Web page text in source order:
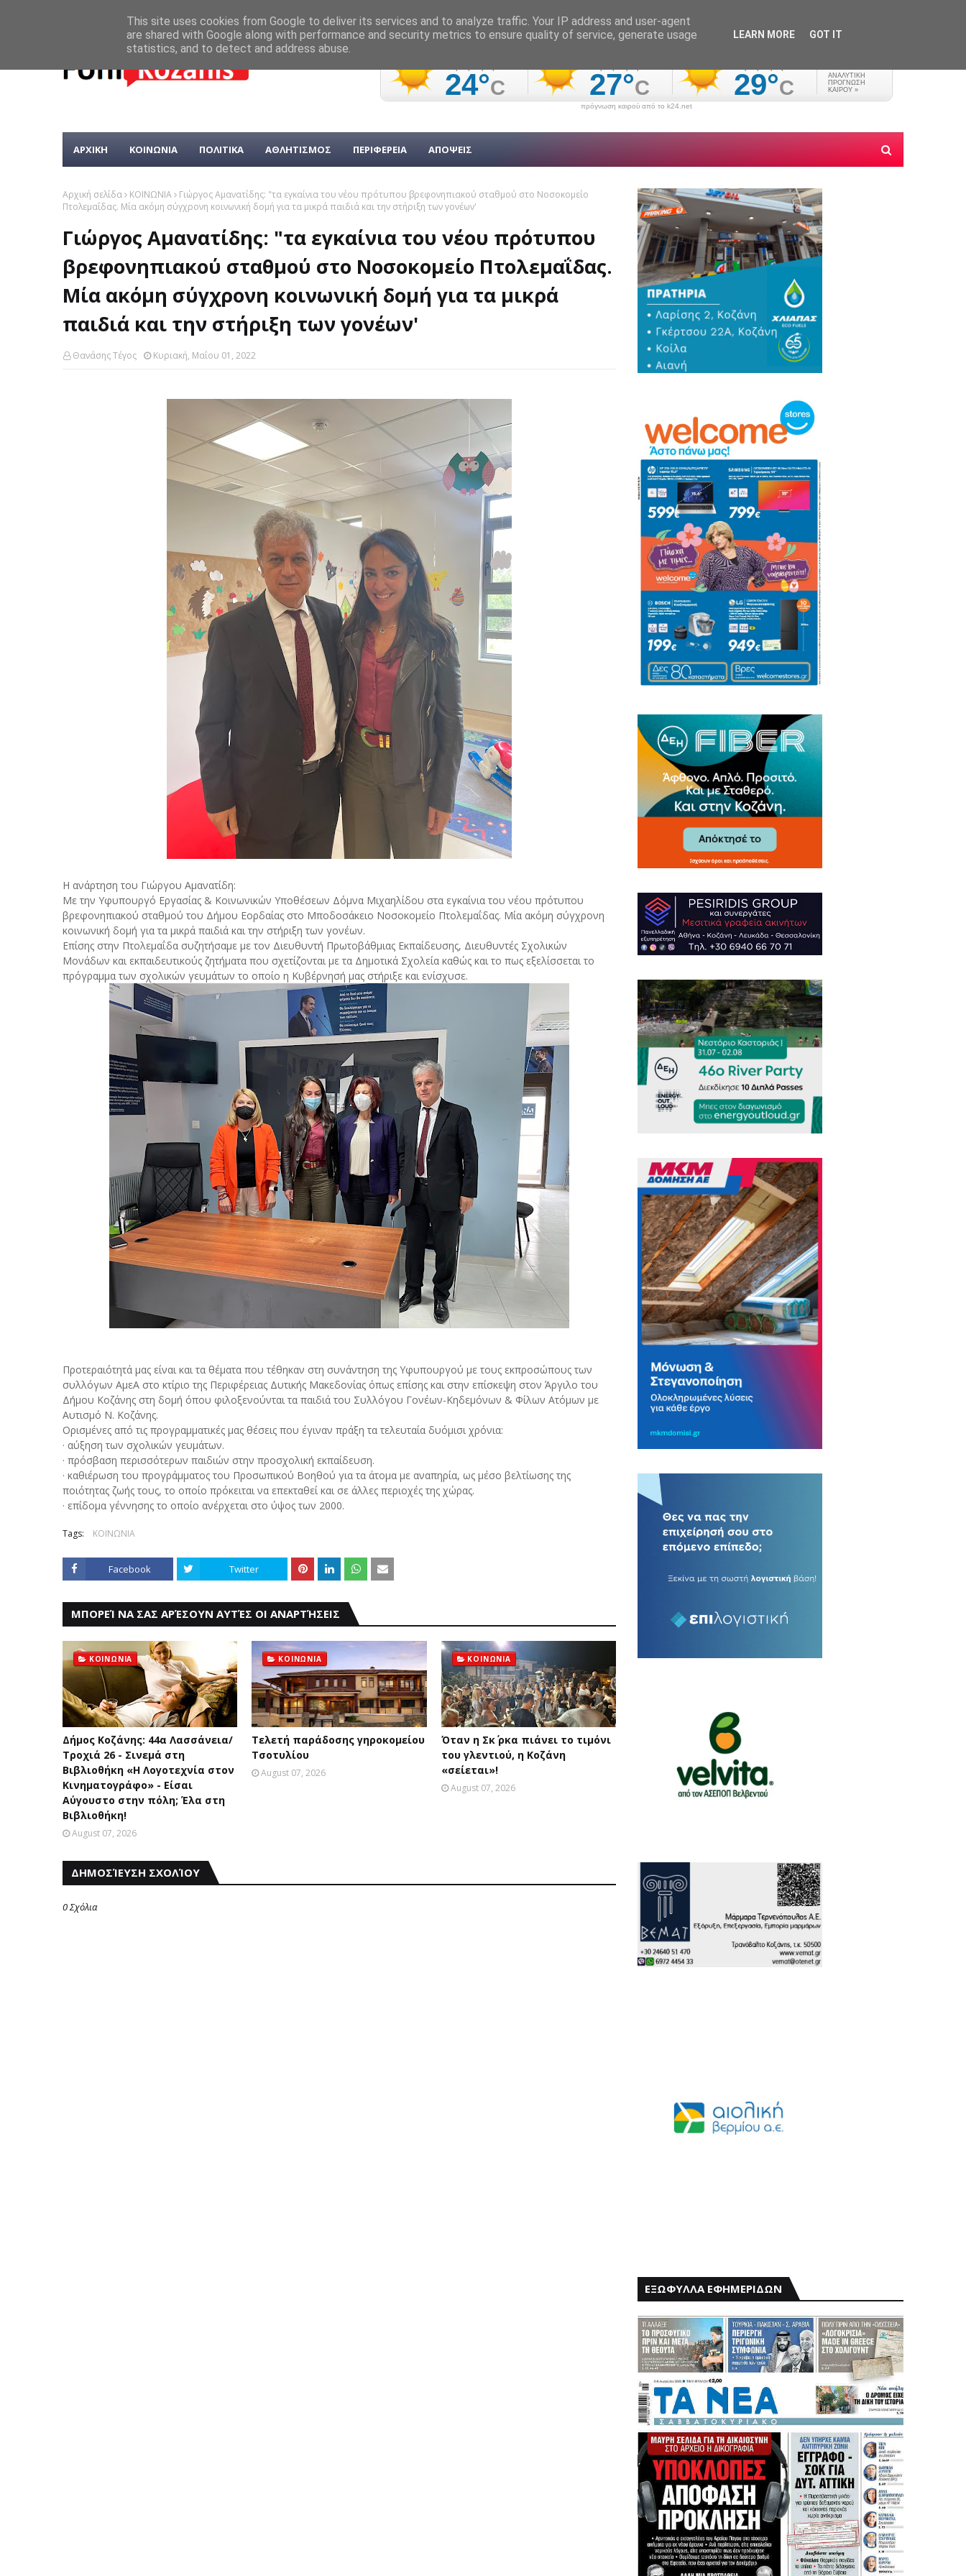
πρόγνωση καιρού από το k24.net
ΑΡΧΙΚΗ ΚΟΙΝΩΝΙΑ ΠΟΛΙΤΙΚΑ ΑΘΛΗΤΙΣΜΟΣ ΠΕΡΙΦΕΡΕΙΑ ΑΠΟΨΕΙΣ
Αρχική σελίδα ΚΟΙΝΩΝΙΑ
Γιώργος Αμανατίδης: "τα εγκαίνια του νέου πρότυπου βρεφονηπιακού σταθμού στο Νοσοκομείο
Πτολεμαΐδας. Μία ακόμη σύγχρονη κοινωνική δομή για τα μικρά παιδιά και την στήριξη των γονέων'
Γιώργος Αμανατίδης: "τα εγκαίνια του νέου πρότυπου
βρεφονηπιακού σταθμού στο Νοσοκομείο Πτολεμαΐδας.
Μία ακόμη σύγχρονη κοινωνική δομή για τα μικρά
παιδιά και την στήριξη των γονέων'
Θανάσης Τέγος Κυριακή, Μαΐου 01, 2022
Η ανάρτηση του Γιώργου Αμανατίδη:
Με την Υφυπουργό Εργασίας & Κοινωνικών Υποθέσεων Δόμνα Μιχαηλίδου στα εγκαίνια του νέου πρότυπου
βρεφονηπιακού σταθμού του Δήμου Εορδαίας στο Μποδοσάκειο Νοσοκομείο Πτολεμαΐδας. Μία ακόμη σύγχρονη
κοινωνική δομή για τα μικρά παιδιά και την στήριξη των γονέων.
Επίσης στην Πτολεμαΐδα συζητήσαμε με τον Διευθυντή Πρωτοβάθμιας Εκπαίδευσης, Διευθυντές Σχολικών
Μονάδων και εκπαιδευτικούς ζητήματα που σχετίζονται με τα Δημοτικά Σχολεία καθώς και το πως εξελίσσεται το
πρόγραμμα των σχολικών γευμάτων το οποίο η Κυβέρνησή μας στήριξε και ενίσχυσε.
Προτεραιότητά μας είναι και τα θέματα που τέθηκαν στη συνάντηση της Υφυπουργού με τους εκπροσώπους των
συλλόγων ΑμεΑ στο κτίριο της Περιφέρειας Δυτικής Μακεδονίας όπως επίσης και στην επίσκεψη στον Άργιλο του
Δήμου Κοζάνης στη δομή όπου φιλοξενούνται τα παιδιά του Συλλόγου Γονέων-Κηδεμόνων & Φίλων Ατόμων με
Αυτισμό Ν. Κοζάνης.
Ορισμένες από τις προγραμματικές μας θέσεις που έγιναν πράξη τα τελευταία δυόμισι χρόνια:
· αύξηση των σχολικών γευμάτων.
· πρόσβαση περισσότερων παιδιών στην προσχολική εκπαίδευση.
· καθιέρωση του προγράμματος του Προσωπικού Βοηθού για τα άτομα με αναπηρία, ως μέσο βελτίωσης της
ποιότητας ζωής τους, το οποίο πρόκειται να επεκταθεί και σε άλλες περιοχές της χώρας.
· επίδομα γέννησης το οποίο ανέρχεται στο ύψος των 2000.
Tags: ΚΟΙΝΩΝΙΑ
Facebook Twitter
ΜΠΟΡΕΊ ΝΑ ΣΑΣ ΑΡΈΣΟΥΝ ΑΥΤΈΣ ΟΙ ΑΝΑΡΤΉΣΕΙΣ
ΚΟΙΝΩΝΙΑ
Δήμος Κοζάνης: 44α Λασσάνεια/
Τροχιά 26 - Σινεμά στη
Βιβλιοθήκη «Η Λογοτεχνία στον
Κινηματογράφο» - Είσαι
Αύγουστο στην πόλη; Έλα στη
Βιβλιοθήκη!
August 07, 2026
ΚΟΙΝΩΝΙΑ
Τελετή παράδοσης γηροκομείου
Τσοτυλίου
August 07, 2026
ΚΟΙΝΩΝΙΑ
Όταν η Σκ΄ ρκα πιάνει το τιμόνι
του γλεντιού, η Κοζάνη
«σείεται»!
August 07, 2026
ΔΗΜΟΣΊΕΥΣΗ ΣΧΟΛΊΟΥ
0 Σχόλια
ΕΞΩΦΥΛΛΑ ΕΦΗΜΕΡΙΔΩΝ
This site uses cookies from Google to deliver its services and to analyze traffic. Your IP address and user-agent
are shared with Google along with performance and security metrics to ensure quality of service, generate usage
statistics, and to detect and address abuse.
LEARN MORE GOT IT